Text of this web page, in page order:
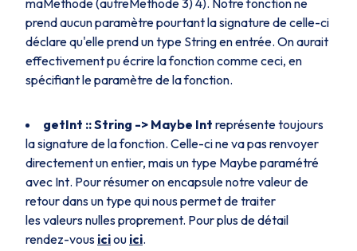
maMethode (autreMethode 3) 4). Notre fonction ne
prend aucun paramètre pourtant la signature de celle-ci
déclare qu'elle prend un type Stringen entrée. On aurait
effectivement pu écrire la fonction comme ceci, en
spécifiant le paramètre de la fonction.
getInt :: String -> Maybe Int représente toujours
la signature de la fonction. Celle-ci ne va pas renvoyer
directement un entier, mais un type Maybeparamétré
avec Int. Pour résumer on encapsule notre valeur de
retour dans un type qui nous permet de traiter
les valeurs nulles proprement. Pour plus de détail
rendez-vous iciou ici.